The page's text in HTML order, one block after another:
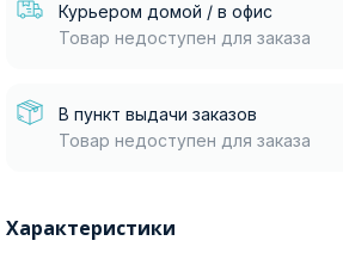
Курьером домой / в офис
Товар недоступен для заказа
В пункт выдачи заказов
Товар недоступен для заказа
Характеристики